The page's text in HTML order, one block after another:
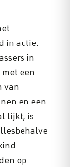
in actie.
in
een
van
en een
lijkt, is
op